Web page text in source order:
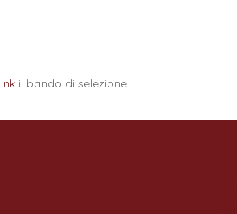
link il bando di selezione